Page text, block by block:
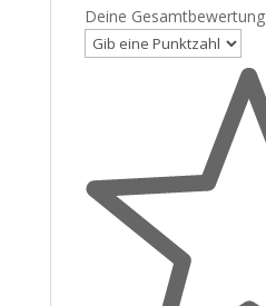
Deine Gesamtbewertung